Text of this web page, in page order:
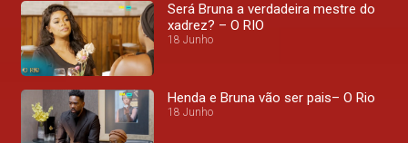
Será Bruna a verdadeira mestre do
xadrez? – O RIO
18 Junho
Henda e Bruna vão ser pais– O Rio
18 Junho